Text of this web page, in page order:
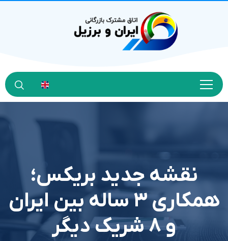
نقشه جدید بریکس؛
همکاری ۳ ساله بین ایران
و ۸ شریک دیگر